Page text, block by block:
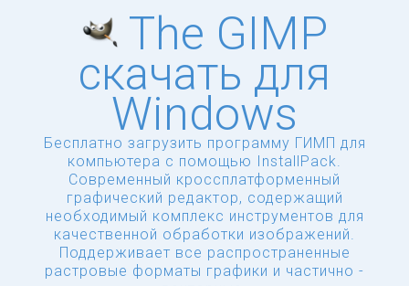
The GIMP
скачать для
Windows
Бесплатно загрузить программу ГИМП для
компьютера с помощью InstallPack.
Современный кроссплатформенный
графический редактор, содержащий
необходимый комплекс инструментов для
качественной обработки изображений.
Поддерживает все распространенные
растровые форматы графики и частично -